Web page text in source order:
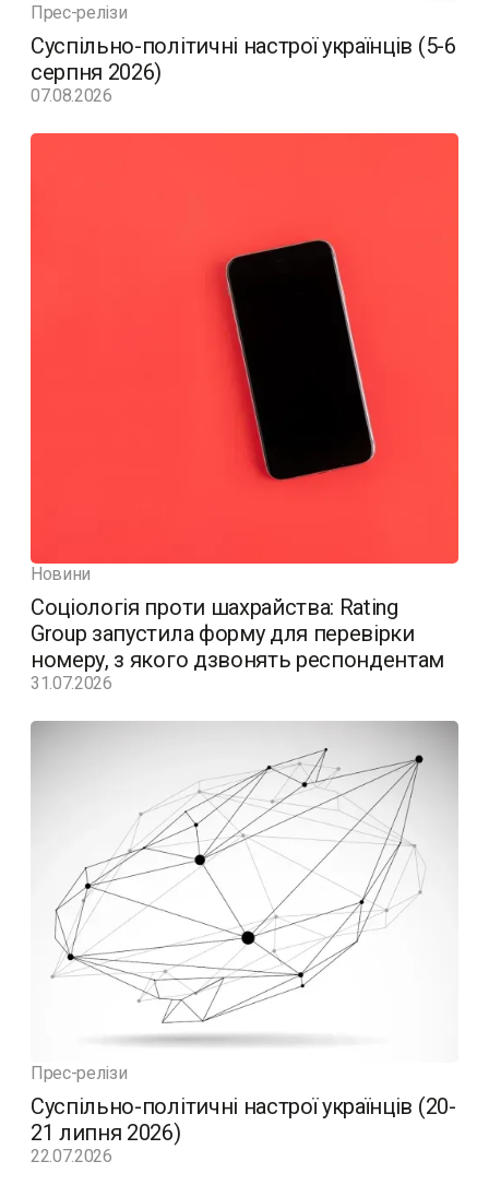
Прес-релізи
Суспільно-політичні настрої українців (5-6
серпня 2026)
07.08.2026
Новини
Соціологія проти шахрайства: Rating
Group запустила форму для перевірки
номеру, з якого дзвонять респондентам
31.07.2026
Прес-релізи
Суспільно-політичні настрої українців (20-
21 липня 2026)
22.07.2026